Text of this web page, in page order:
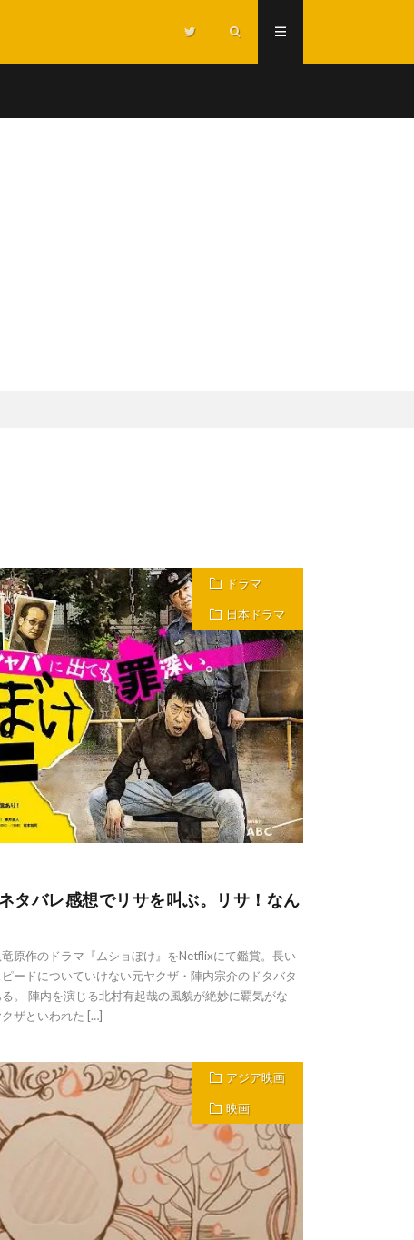
ドラマ
日本ドラマ
タバレ感想でリサを叫ぶ。リサ！なん
原作のドラマ『ムショぼけ』をNetflixにて鑑賞。長い
ードについていけない元ヤクザ・陣内宗介のドタバタ
。 陣内を演じる北村有起哉の風貌が絶妙に覇気がな
ザといわれた […]
アジア映画
映画